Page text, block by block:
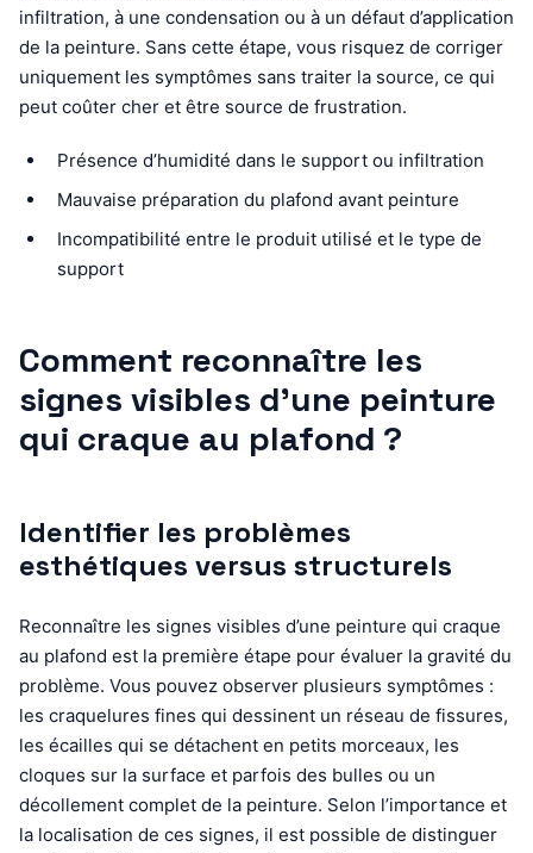
infiltration, à une condensation ou à un défaut d’application
de la peinture. Sans cette étape, vous risquez de corriger
uniquement les symptômes sans traiter la source, ce qui
peut coûter cher et être source de frustration.
Présence d’humidité dans le support ou infiltration
Mauvaise préparation du plafond avant peinture
Incompatibilité entre le produit utilisé et le type de
support
Comment reconnaître les
signes visibles d’une peinture
qui craque au plafond ?
Identifier les problèmes
esthétiques versus structurels
Reconnaître les signes visibles d’une peinture qui craque
au plafond est la première étape pour évaluer la gravité du
problème. Vous pouvez observer plusieurs symptômes :
les craquelures fines qui dessinent un réseau de fissures,
les écailles qui se détachent en petits morceaux, les
cloques sur la surface et parfois des bulles ou un
décollement complet de la peinture. Selon l’importance et
la localisation de ces signes, il est possible de distinguer